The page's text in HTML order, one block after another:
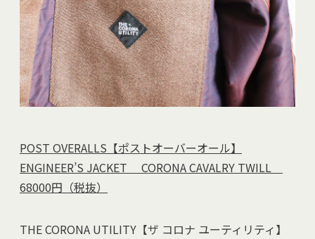
POST OVERALLS【ポストオーバーオール】
ENGINEER’S JACKET CORONA CAVALRY TWILL
68000円（税抜）
THE CORONA UTILITY【ザ コロナ ユーティリティ】